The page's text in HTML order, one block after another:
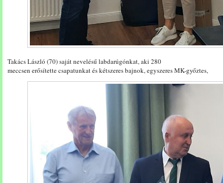
Takács László (70) saját nevelésű labdarúgónkat, aki 280
meccsen erősítette csapatunkat és kétszeres bajnok, egyszeres MK-győztes,